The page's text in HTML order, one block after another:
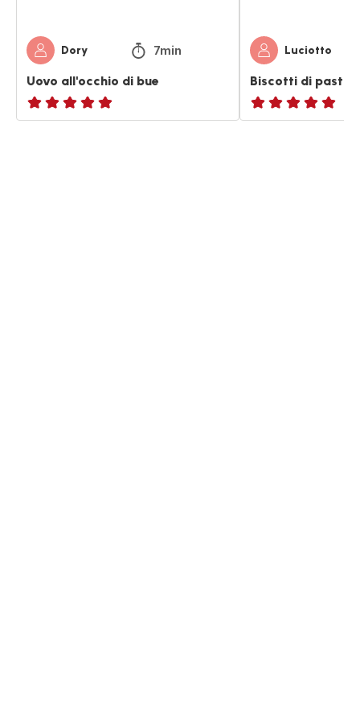
Dory 7min
Uovo all'occhio di bue
ratings.NaN
Luciotto
Biscotti di pasta
ratings.NaN